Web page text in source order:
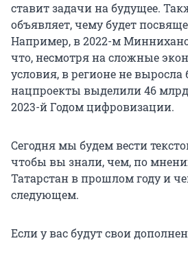
ставит задачи на будущее.
объявляет, чему будет
Например, в 2022-м
что, несмотря на сложные
условия, в регионе не выросла
нацпроекты выделили 46
2023-й Годом цифровизации.
Сегодня мы будем вести
чтобы вы знали, чем, по
Татарстан в прошлом году и
следующем.
Если у вас будут свои